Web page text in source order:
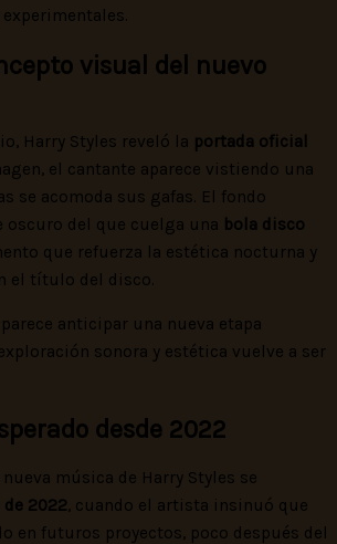
visual del nuevo
Harry Styles reveló la portada oficial
el cantante aparece vistiendo una
se acomoda sus gafas. El fondo
oscuro del que cuelga una bola disco
que refuerza la estética nocturna y
el título del disco.
anticipar una nueva etapa
sonora y estética vuelve a ser
desde 2022
música de Harry Styles se
2022, cuando el artista insinuó que
en futuros proyectos, poco después del